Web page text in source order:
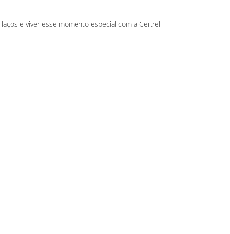
e viver esse momento especial com a Certrel